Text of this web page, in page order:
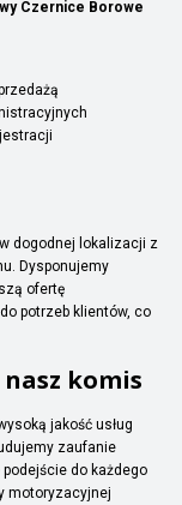
Czernice Borowe
dogodnej lokalizacji z
Dysponujemy
ofertę
potrzeb klientów, co
komis
jakość usług
zaufanie
do każdego
motoryzacyjnej